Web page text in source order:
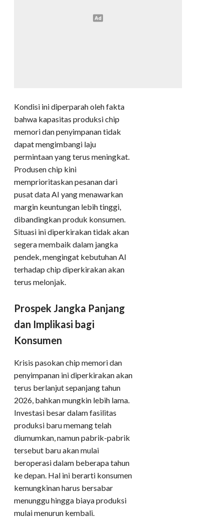
Kondisi ini diperparah oleh fakta
bahwa kapasitas produksi chip
memori dan penyimpanan tidak
dapat mengimbangi laju
permintaan yang terus meningkat.
Produsen chip kini
memprioritaskan pesanan dari
pusat data AI yang menawarkan
margin keuntungan lebih tinggi,
dibandingkan produk konsumen.
Situasi ini diperkirakan tidak akan
segera membaik dalam jangka
pendek, mengingat kebutuhan AI
terhadap chip diperkirakan akan
terus melonjak.
Prospek Jangka Panjang
dan Implikasi bagi
Konsumen
Krisis pasokan chip memori dan
penyimpanan ini diperkirakan akan
terus berlanjut sepanjang tahun
2026, bahkan mungkin lebih lama.
Investasi besar dalam fasilitas
produksi baru memang telah
diumumkan, namun pabrik-pabrik
tersebut baru akan mulai
beroperasi dalam beberapa tahun
ke depan. Hal ini berarti konsumen
kemungkinan harus bersabar
menunggu hingga biaya produksi
mulai menurun kembali.